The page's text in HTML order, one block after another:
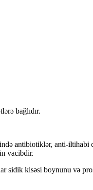
bağlıdır.
antibiotiklər, anti-iltihabi
vacibdir.
sidik kisəsi boynunu və